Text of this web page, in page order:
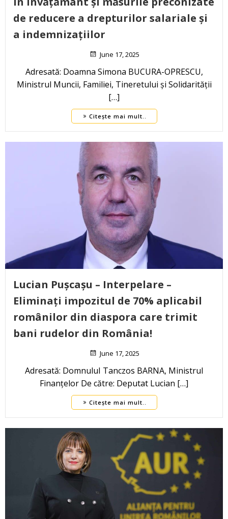
de reducere a drepturilor salariale și
a indemnizațiilor
June 17, 2025
Adresată: Doamna Simona BUCURA-OPRESCU,
Ministrul Muncii, Familiei, Tineretului și Solidarității
[…]
Citește mai mult..
Lucian Pușcașu – Interpelare –
Eliminați impozitul de 70% aplicabil
românilor din diaspora care trimit
bani rudelor din România!
June 17, 2025
Adresată: DomnuluI Tanczos BARNA, Ministrul
Finanțelor De către: Deputat Lucian […]
Citește mai mult..